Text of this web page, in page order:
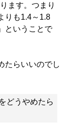
ます。つまり
りも1.4～1.8
ということで
たらいいのでし
どうやめたら